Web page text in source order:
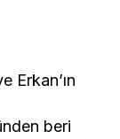
Erkan’ın
beri